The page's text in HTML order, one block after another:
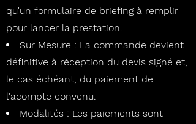
qu'un formulaire de briefing à remplir
pour lancer la prestation.
Sur Mesure : La commande devient
définitive à réception du devis signé et,
le cas échéant, du paiement de
l'acompte convenu.
Modalités : Les paiements sont